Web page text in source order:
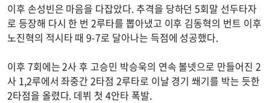
이후 손성빈은 마음을 다잡았다. 추격을 당하던 5회말 선두타자
로 등장해 다시 한 번 2루타를 뽑아냈고 이후 김동혁의 번트 이후
노진혁의 적시타 때 9-7로 달아나는 득점에 성공했다.
이후 7회에는 2사 후 고승민 박승욱의 연속 볼넷으로 만들어진 2
사 1,2루에서 좌중간 2타점 2루타로 이날 경기 쐐기를 박는 듯한
2타점을 올렸다. 데뷔 첫 4안타 폭발.